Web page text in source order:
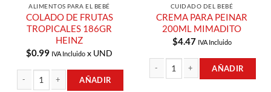
ALIMENTOS PARA EL BEBÉ
COLADO DE FRUTAS
TROPICALES 186GR
HEINZ
$0.99 IVA Incluido x UND
AÑADIR
CUIDADO DEL BEBÉ
CREMA PARA PEINAR
200ML MIMADITO
$4.47 IVA Incluido
AÑADIR